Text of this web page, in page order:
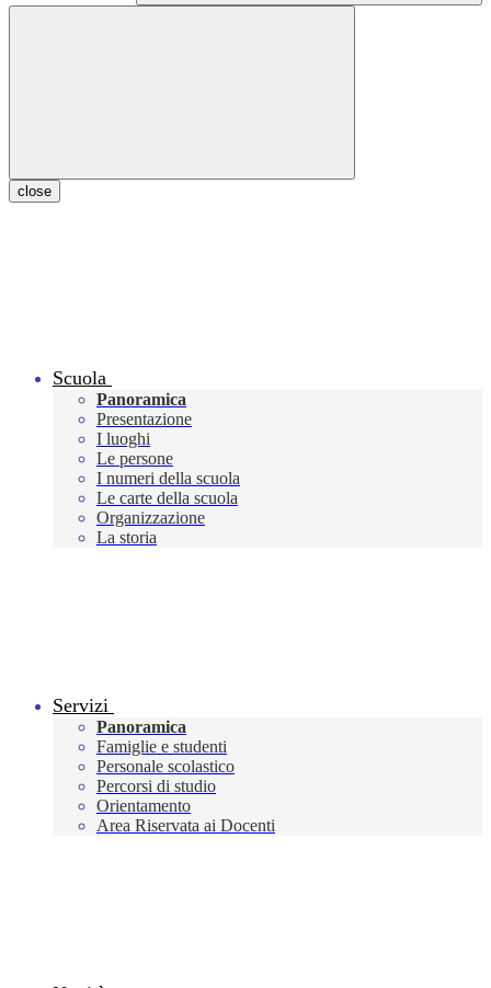
close
Scuola
Panoramica
Presentazione
I luoghi
Le persone
I numeri della scuola
Le carte della scuola
Organizzazione
La storia
Servizi
Panoramica
Famiglie e studenti
Personale scolastico
Percorsi di studio
Orientamento
Area Riservata ai Docenti